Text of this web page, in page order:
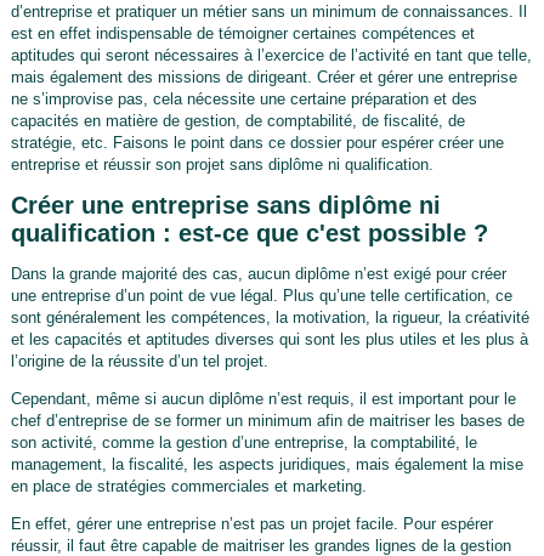
d’entreprise et pratiquer un métier sans un minimum de connaissances. Il
est en effet indispensable de témoigner certaines compétences et
aptitudes qui seront nécessaires à l’exercice de l’activité en tant que telle,
mais également des missions de dirigeant. Créer et gérer une entreprise
ne s’improvise pas, cela nécessite une certaine préparation et des
capacités en matière de gestion, de comptabilité, de fiscalité, de
stratégie, etc. Faisons le point dans ce dossier pour espérer créer une
entreprise et réussir son projet sans diplôme ni qualification.
Créer une entreprise sans diplôme ni
qualification : est-ce que c'est possible ?
Dans la grande majorité des cas, aucun diplôme n’est exigé pour créer
une entreprise d’un point de vue légal. Plus qu’une telle certification, ce
sont généralement les compétences, la motivation, la rigueur, la créativité
et les capacités et aptitudes diverses qui sont les plus utiles et les plus à
l’origine de la réussite d’un tel projet.
Cependant, même si aucun diplôme n’est requis, il est important pour le
chef d’entreprise de se former un minimum afin de maitriser les bases de
son activité, comme la gestion d’une entreprise, la comptabilité, le
management, la fiscalité, les aspects juridiques, mais également la mise
en place de stratégies commerciales et marketing.
En effet, gérer une entreprise n’est pas un projet facile. Pour espérer
réussir, il faut être capable de maitriser les grandes lignes de la gestion